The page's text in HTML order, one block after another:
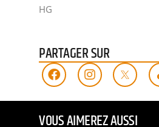
HG
PARTAGER SUR
VOUS AIMEREZ AUSSI